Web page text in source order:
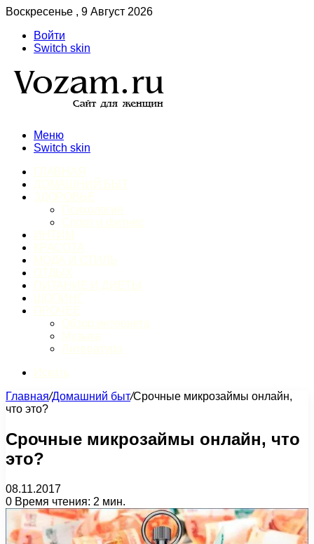
Воскресенье , 9 Август 2026
Войти
Switch skin
Меню
Switch skin
Главная/Домашний быт/Срочные микрозаймы онлайн,
что это?
Срочные микрозаймы онлайн, что
это?
08.11.2017
0 Время чтения: 2 мин.